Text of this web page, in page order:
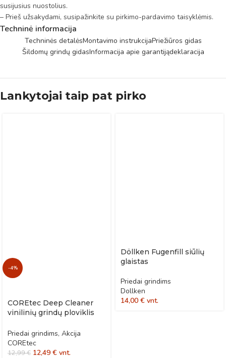
susijusius nuostolius.
– Prieš užsakydami, susipažinkite su pirkimo-pardavimo taisyklėmis.
Techninė informacija
Techninės detalėsMontavimo instrukcijaPriežiūros gidas
Šildomų grindų gidasInformacija apie garantijądeklaracija
Lankytojai taip pat pirko
-4%
COREtec Deep Cleaner
vinilinių grindų ploviklis
Priedai grindims, Akcija
COREtec
12,99€ 12,49 € vnt.
Döllken Fugenfill siūlių
glaistas
Priedai grindims
Dollken
14,00 € vnt.